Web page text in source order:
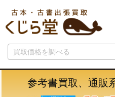
参考書買取、通販